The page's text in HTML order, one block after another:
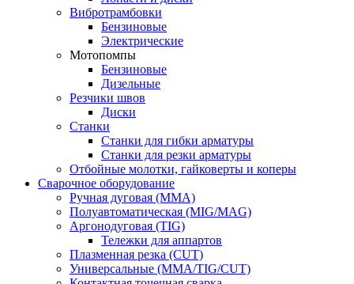
Вибротрамбовки
Бензиновые
Электрические
Мотопомпы
Бензиновые
Дизельные
Резчики швов
Диски
Станки
Станки для гибки арматуры
Станки для резки арматуры
Отбойные молотки, гайковерты и коперы
Сварочное оборудование
Ручная дуговая (MMA)
Полуавтоматическая (MIG/MAG)
Аргонодуговая (TIG)
Тележки для аппартов
Плазменная резка (CUT)
Универсальные (MMA/TIG/CUT)